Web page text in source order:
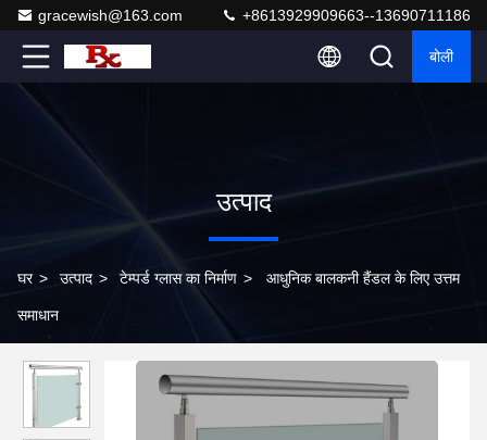
gracewish@163.com +8613929909663--13690711186
बोली
उत्पाद
घर > उत्पाद > टेम्पर्ड ग्लास का निर्माण > आधुनिक बालकनी हैंडल के लिए उत्तम
समाधान